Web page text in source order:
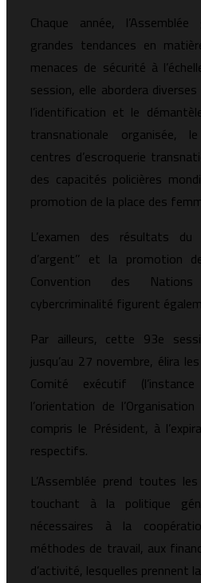
Chaque année,
grandes tendances en
menaces de sécurité à
session, elle abordera
l’identification et le
transnationale organisée,
centres d’escroquerie
des capacités policières
promotion de la place des
L’examen des résultats
d’argent’’ et la
Convention des
cybercriminalité figurent
Par ailleurs, cette 93e
jusqu’au 27 novembre, élira
Comité exécutif
l’orientation de
compris le Président, à
respectifs.
L’Assemblée prend toutes
touchant à la politique
nécessaires à la
méthodes de travail, aux
d’activité, lesquelles prennent